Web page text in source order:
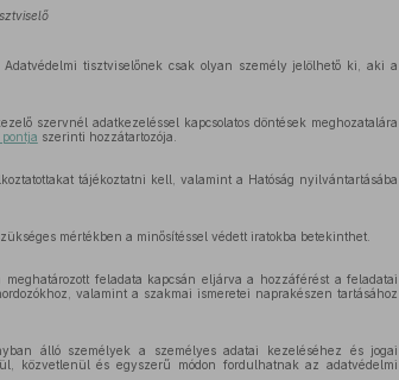
tisztviselőnek csak olyan személy jelölhető ki, aki a
szervnél adatkezeléssel kapcsolatos döntések meghozatalára
szerinti hozzátartozója.
tájékoztatni kell, valamint a Hatóság nyilvántartásába
mértékben a minősítéssel védett iratokba betekinthet.
feladata kapcsán eljárva a hozzáférést a feladatai
valamint a szakmai ismeretei naprakészen tartásához
álló személyek a személyes adatai kezeléséhez és jogai
közvetlenül és egyszerű módon fordulhatnak az adatvédelmi